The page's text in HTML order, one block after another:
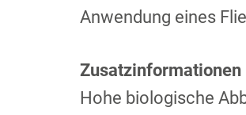
Anwendung eines
Zusatzinformationen
Hohe biologische